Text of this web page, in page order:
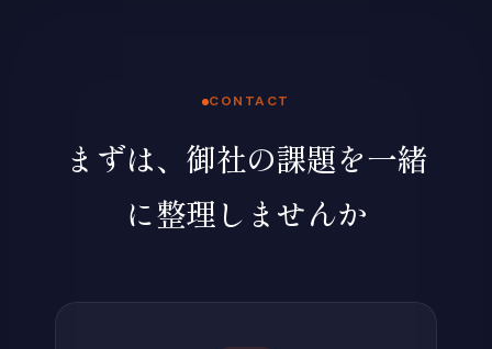
CONTACT
まずは、御社の課題を一緒
に整理しませんか